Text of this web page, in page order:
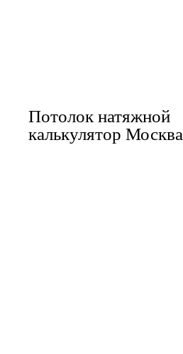
Потолок натяжной
калькулятор Москва